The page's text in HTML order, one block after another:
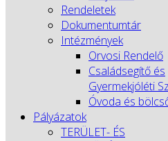
Rendeletek
Dokumentumtár
Intézmények
Orvosi Rendelő
Családsegítő és
Gyermekjóléti
Óvoda és
Pályázatok
TERÜLET- ÉS